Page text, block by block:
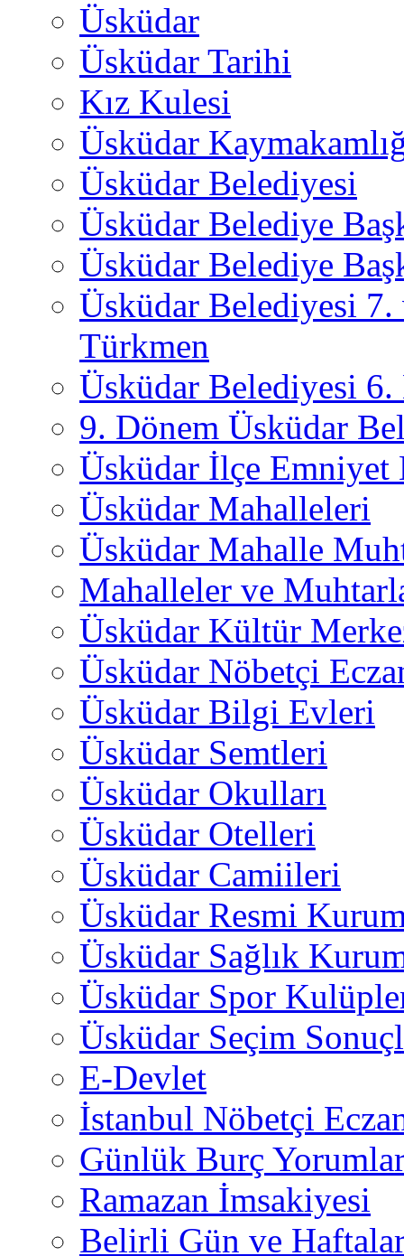
Üsküdar
Üsküdar Tarihi
Kız Kulesi
Üsküdar
Üsküdar Belediyesi
Üsküdar Belediye
Üsküdar Belediye
Üsküdar Belediyesi
Türkmen
Üsküdar Belediyesi 6.
9. Dönem Üsküdar
Üsküdar İlçe
Üsküdar Mahalleleri
Üsküdar Mahalle
Mahalleler ve
Üsküdar Kültür
Üsküdar Nöbetçi
Üsküdar Bilgi Evleri
Üsküdar Semtleri
Üsküdar Okulları
Üsküdar Otelleri
Üsküdar Camiileri
Üsküdar Resmi
Üsküdar Sağlık
Üsküdar Spor
Üsküdar Seçim
E-Devlet
İstanbul Nöbetçi
Günlük Burç
Ramazan İmsakiyesi
Belirli Gün ve